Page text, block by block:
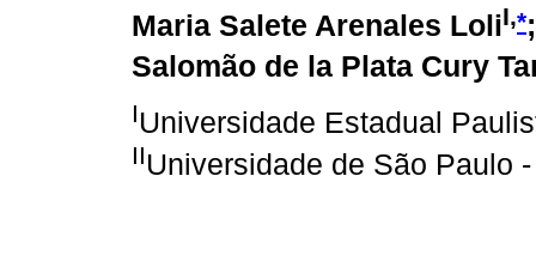
Maria Salete Arenales LoliI,*
Salomão de la Plata Cury
IUniversidade Estadual
IIUniversidade de São Paulo